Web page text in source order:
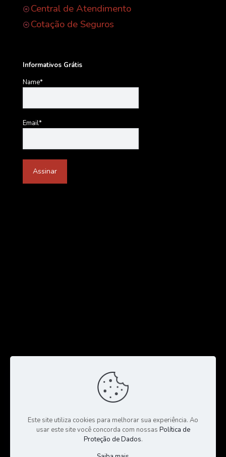
Central de Atendimento
Cotação de Seguros
Informativos Grátis
Name*
Email*
Este site utiliza cookies para melhorar sua experiência. Ao
usar este site você concorda com nossas Política de
Proteção de Dados.